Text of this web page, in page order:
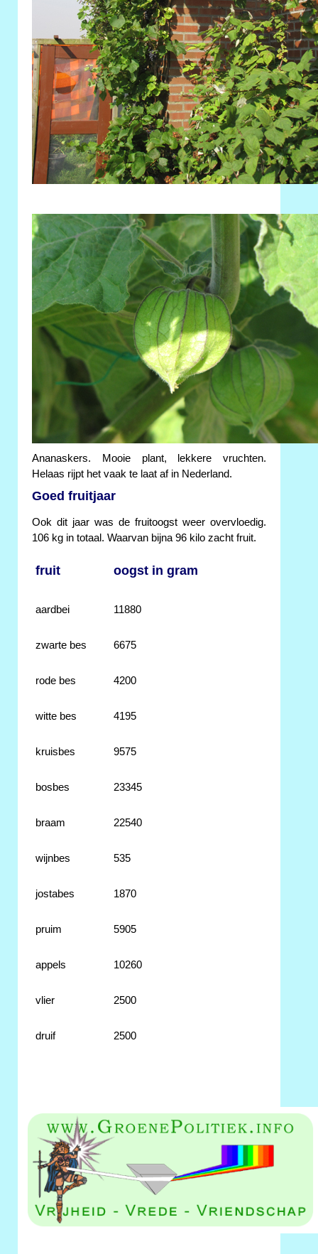
Ananaskers. Mooie plant, lekkere vruchten.
Helaas rijpt het vaak te laat af in Nederland.
Goed fruitjaar
Ook dit jaar was de fruitoogst weer overvloedig.
106 kg in totaal. Waarvan bijna 96 kilo zacht fruit.
fruit oogst in gram
aardbei 11880
zwarte bes 6675
rode bes 4200
witte bes 4195
kruisbes 9575
bosbes 23345
braam 22540
wijnbes 535
jostabes 1870
pruim 5905
appels 10260
vlier 2500
druif 2500